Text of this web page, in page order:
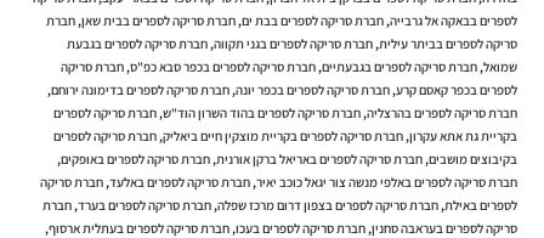
לספרים בבאקה אל גרבייה,חברת סריקה לספרים בבת ים,חברת סריקה לספרים בבית שאן,חברת
סריקה לספרים בביתר עילית,חברת סריקה לספרים בגני תקווה,חברת סריקה לספרים בגבעת
שמואל,חברת סריקה לספרים בגבעתיים,חברת סריקה לספרים בכפר סבא כפ"ס,חברת סריקה
לספרים בכפר קאסם קרע,חברת סריקה לספרים בכפר יונה,חברת סריקה לספרים בדימונה ירוחם,
חברת סריקה לספרים בהרצליה,חברת סריקה לספרים בהוד השרון הוד"ש,חברת סריקה לספרים
בקריית גת אתא עקרון,חברת סריקה לספרים בקריית מוצקין חיים ביאליק,חברת סריקה לספרים
בקיבוצים מושבים,חברת סריקה לספרים באריאל ברקן אורנית,חברת סריקה לספרים באופקים,
חברת סריקה לספרים באלפי מנשה צור יגאל כוכב יאיר,חברת סריקה לספרים באלעד,חברת סריקה
לספרים באילת,חברת סריקה לספרים בצפון דרום מרכז שפלה,חברת סריקה לספרים בערד,חברת
סריקה לספרים בעראבה סחנין,חברת סריקה לספרים בעכו,חברת סריקה לספרים בעתלית ארסוף,